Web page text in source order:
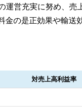
運営充実に努め、売
金の是正効果や輸送
対売上高利益率